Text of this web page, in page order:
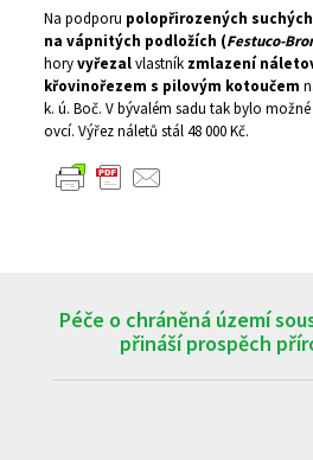
Na podporu polopřirozených
na vápnitých podložích (Festuco-
horyvyřezalvlastník zmlazení
křovinořezem s pilovým kotoučem
k. ú. Boč. V bývalém sadu tak bylo
ovcí. Výřez náletů stál 48 000 Kč.
Péče o chráněná území
přináší prospěch